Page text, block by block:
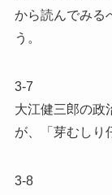
から読んでみる
う。
3-7
大江健三郎の政
が、「芽むしり
3-8